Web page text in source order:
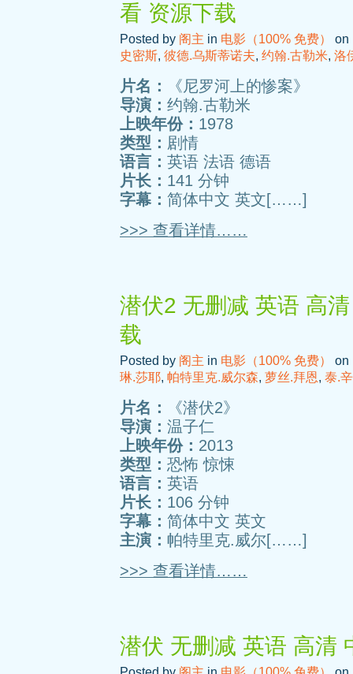
看 资源下载
Posted by 阁主 in 电影（100% 免费）
on
史密斯, 彼德.乌斯蒂诺夫, 约翰.古勒米, 洛
片名：
《尼罗河上的惨案》
导演： 约翰.古勒米
上映年份： 1978
类型： 剧情
语言： 英语 法语 德语
片长： 141 分钟
字幕： 简体中文 英文[……]
>>> 查看详情……
潜伏2 无删减 英语 高
载
Posted by 阁主 in 电影（100% 免费）
on
琳.莎耶, 帕特里克.威尔森, 萝丝.拜恩, 泰.
片名：
《潜伏2》
导演： 温子仁
上映年份： 2013
类型： 恐怖 惊悚
语言： 英语
片长： 106 分钟
字幕： 简体中文 英文
主演： 帕特里克.威尔[……]
>>> 查看详情……
潜伏 无删减 英语 高清